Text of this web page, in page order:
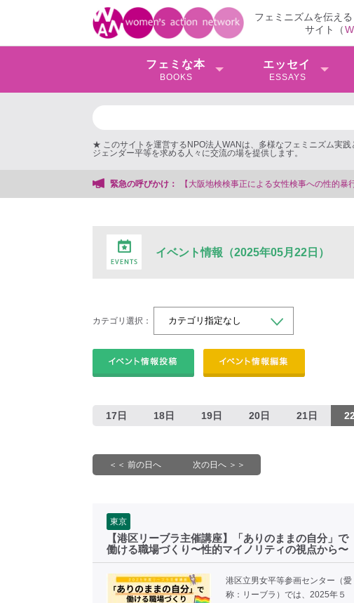
フェミニズムを伝え
サイト（W
フェミな本
BOOKS
エッセイ
ESSAYS
★ このサイトを運営するNPO法人WANは、多様なフェミニズム実践
ジェンダー平等を求める人々に交流の場を提供します。
緊急の呼びかけ： 【大阪地検検事正による女性検事への性的
イベント情報（2025年05月22日）
カテゴリ選択：
17日 18日 19日 20日 21日
＜＜ 前の日へ 次の日へ ＞＞
東京
【港区リーブラ主催講座】「ありのままの自分」で
働ける職場づくり〜性的マイノリティの視点から〜
港区立男女平等参画センター（愛
称：リーブラ）では、2025年５